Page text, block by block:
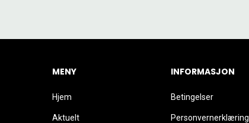
MENY
Hjem
Aktuelt
INFORMASJON
Betingelser
Personvernerklæring